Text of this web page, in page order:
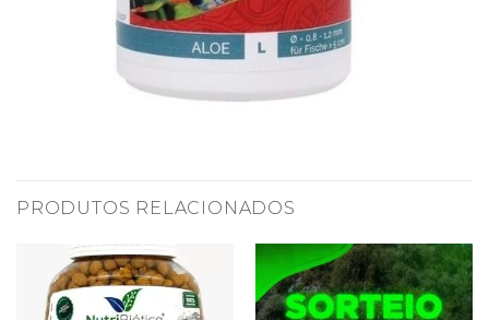
PRODUTOS RELACIONADOS